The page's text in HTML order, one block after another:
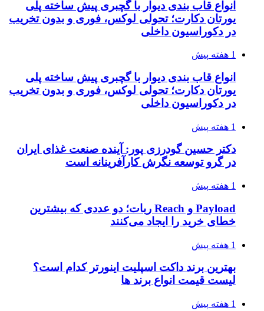
انواع قاب بندی دیوار با گچبری پیش ساخته پلی
یورتان دکارت؛ تحولی لوکس، فوری و بدون تخریب
در دکوراسیون داخلی
1 هفته پیش
انواع قاب بندی دیوار با گچبری پیش ساخته پلی
یورتان دکارت؛ تحولی لوکس، فوری و بدون تخریب
در دکوراسیون داخلی
1 هفته پیش
دکتر حسین گودرزی پور: آینده صنعت غذای ایران
در گرو توسعه نگرش کارآفرینانه است
1 هفته پیش
Payload و Reach ربات؛ دو عددی که بیشترین
خطای خرید را ایجاد می‌کنند
1 هفته پیش
بهترین برند داکت اسپلیت اینورتر کدام است؟
لیست قیمت انواع برند ها
1 هفته پیش